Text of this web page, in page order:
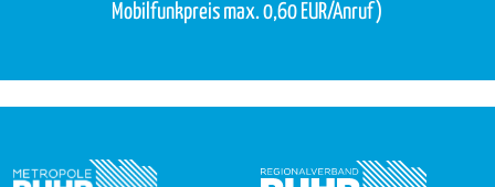
Mobilfunkpreis max. 0,60 EUR/Anruf)